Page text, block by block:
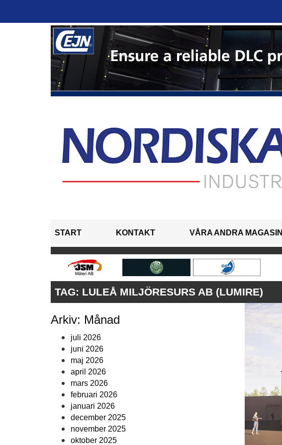
START KONTAKT VÅRA ANDRA MAGASIN
TAG: LULEÅ MILJÖRESURS AB (LUMIRE)
Arkiv: Månad
juli 2026
juni 2026
maj 2026
april 2026
mars 2026
februari 2026
januari 2026
december 2025
november 2025
oktober 2025